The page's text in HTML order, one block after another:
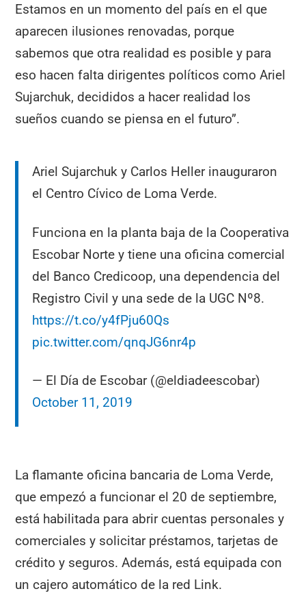
Estamos en un momento del país en el que
aparecen ilusiones renovadas, porque
sabemos que otra realidad es posible y para
eso hacen falta dirigentes políticos como Ariel
Sujarchuk, decididos a hacer realidad los
sueños cuando se piensa en el futuro”.
Ariel Sujarchuk y Carlos Heller inauguraron
el Centro Cívico de Loma Verde.
Funciona en la planta baja de la Cooperativa
Escobar Norte y tiene una oficina comercial
del Banco Credicoop, una dependencia del
Registro Civil y una sede de la UGC Nº8.
https://t.co/y4fPju60Qs
pic.twitter.com/qnqJG6nr4p
— El Día de Escobar (@eldiadeescobar)
October 11, 2019
La flamante oficina bancaria de Loma Verde,
que empezó a funcionar el 20 de septiembre,
está habilitada para abrir cuentas personales y
comerciales y solicitar préstamos, tarjetas de
crédito y seguros. Además, está equipada con
un cajero automático de la red Link.